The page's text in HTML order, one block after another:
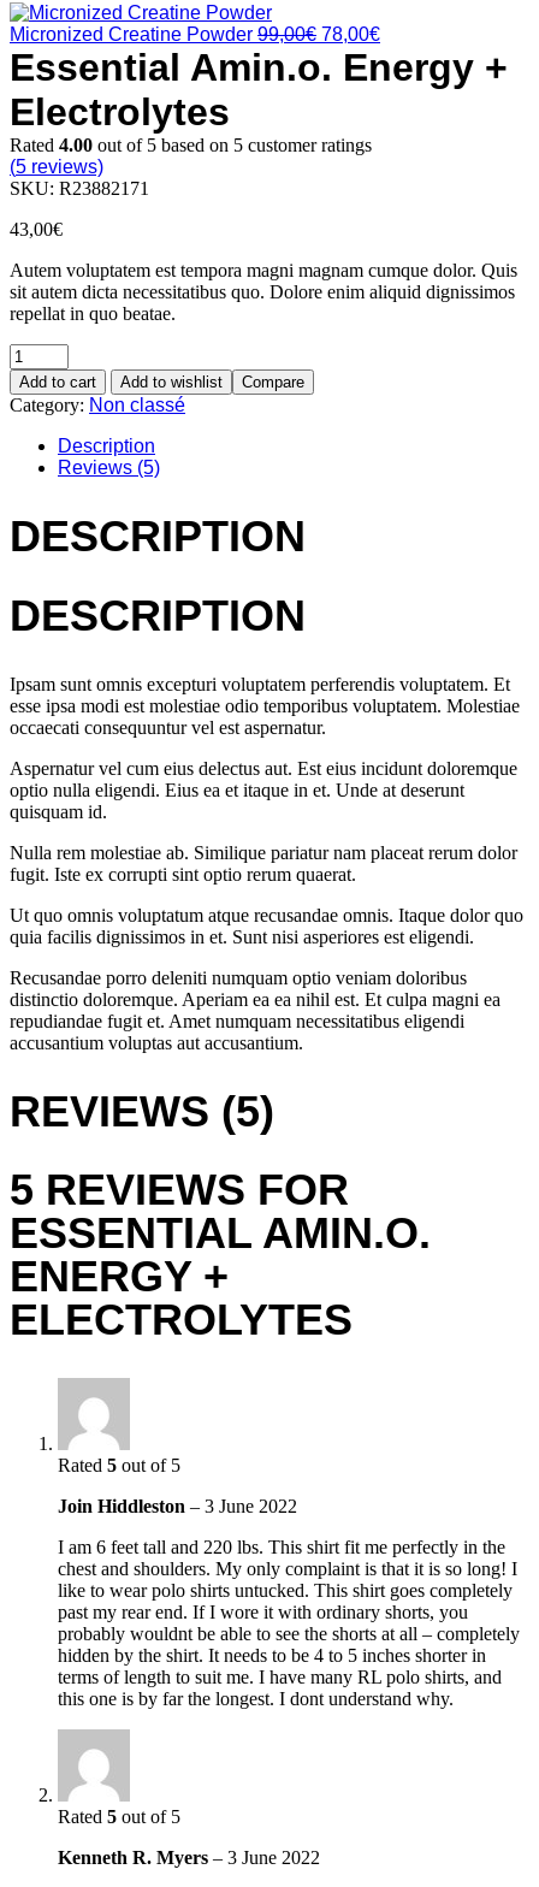
398,97€
through
994,59€
Micronized Creatine Powder 99,00€ Original
price
was:
78,00€Current
is:
Essential Amin.o. Energy +
Electrolytes
Rated 4.00 out of 5 based on 5 customer ratings
(5 reviews)
SKU: R23882171
43,00€
Autem voluptatem est tempora magni magnam cumque dolor. Quis
sit autem dicta necessitatibus quo. Dolore enim aliquid dignissimos
repellat in quo beatae.
Quantity
Add to cart Add to wishlist Compare
Category: Non classé
Description
Reviews (5)
DESCRIPTION
DESCRIPTION
Ipsam sunt omnis excepturi voluptatem perferendis voluptatem. Et
esse ipsa modi est molestiae odio temporibus voluptatem. Molestiae
occaecati consequuntur vel est aspernatur.
Aspernatur vel cum eius delectus aut. Est eius incidunt doloremque
optio nulla eligendi. Eius ea et itaque in et. Unde at deserunt
quisquam id.
Nulla rem molestiae ab. Similique pariatur nam placeat rerum dolor
fugit. Iste ex corrupti sint optio rerum quaerat.
Ut quo omnis voluptatum atque recusandae omnis. Itaque dolor quo
quia facilis dignissimos in et. Sunt nisi asperiores est eligendi.
Recusandae porro deleniti numquam optio veniam doloribus
distinctio doloremque. Aperiam ea ea nihil est. Et culpa magni ea
repudiandae fugit et. Amet numquam necessitatibus eligendi
accusantium voluptas aut accusantium.
REVIEWS (5)
5 REVIEWS FOR
ESSENTIAL AMIN.O.
ENERGY +
ELECTROLYTES
Rated 5 out of 5
Join Hiddleston – 3 June 2022
I am 6 feet tall and 220 lbs. This shirt fit me perfectly in the
chest and shoulders. My only complaint is that it is so long! I
like to wear polo shirts untucked. This shirt goes completely
past my rear end. If I wore it with ordinary shorts, you
probably wouldnt be able to see the shorts at all – completely
hidden by the shirt. It needs to be 4 to 5 inches shorter in
terms of length to suit me. I have many RL polo shirts, and
this one is by far the longest. I dont understand why.
Rated 5 out of 5
Kenneth R. Myers – 3 June 2022